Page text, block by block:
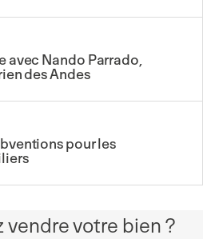
Nando Parrado,
des Andes
pour les
vendre votre bien ?